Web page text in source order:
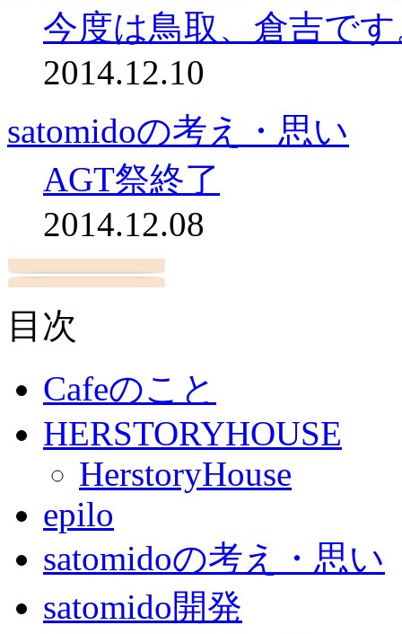
今度は鳥取、倉吉で
2014.12.10
satomidoの考え・思い
AGT祭終了
2014.12.08
目次
Cafeのこと
HERSTORYHOUSE
HerstoryHouse
epilo
satomidoの考え・思い
satomido開発